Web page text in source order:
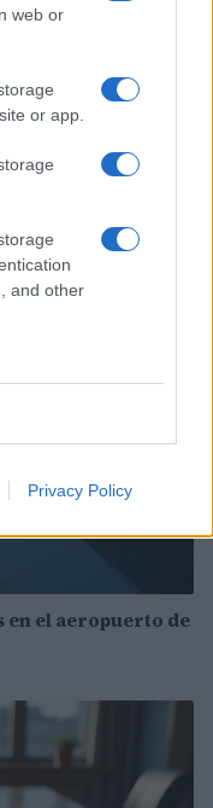
web or
or app.
and other
Privacy Policy
del aeropuerto
en el aeropuerto de